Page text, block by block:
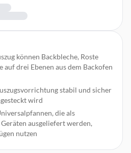
können Backbleche, Roste
drei Ebenen aus dem Backofen
stabil und sicher
wird
die als
ausgeliefert werden,
nutzen